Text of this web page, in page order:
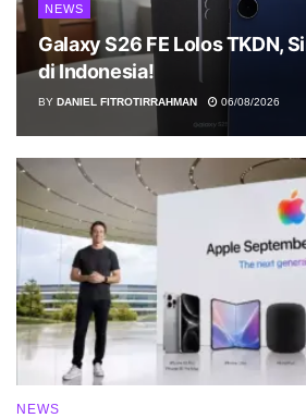
NEWS
Galaxy S26 FE Lolos TKDN,
di Indonesia!
BY DANIEL FITROTIRRAHMAN 06/08/2026
NEWS